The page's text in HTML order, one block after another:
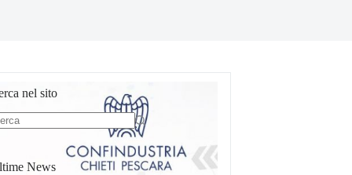
nel sito
News